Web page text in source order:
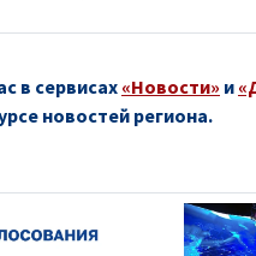
в сервисах «Новости» и
новостей региона.